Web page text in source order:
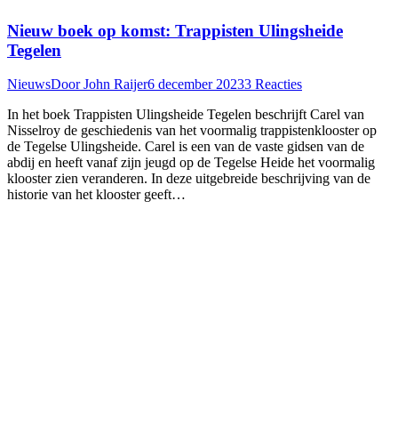
Nieuw boek op komst: Trappisten Ulingsheide
Tegelen
NieuwsDoorJohn Raijer6 december 20233 Reacties
In het boek Trappisten Ulingsheide Tegelen beschrijft Carel van
Nisselroy de geschiedenis van het voormalig trappistenklooster op
de Tegelse Ulingsheide. Carel is een van de vaste gidsen van de
abdij en heeft vanaf zijn jeugd op de Tegelse Heide het voormalig
klooster zien veranderen. In deze uitgebreide beschrijving van de
historie van het klooster geeft…